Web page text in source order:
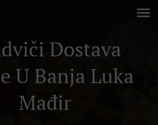
Dostava
U Banja Luka
Mađir